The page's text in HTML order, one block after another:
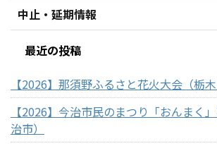
中止・延期情報
最近の投稿
【2026】那須野ふるさと花火大会（栃
【2026】今治市民のまつり「おんまく
治市）